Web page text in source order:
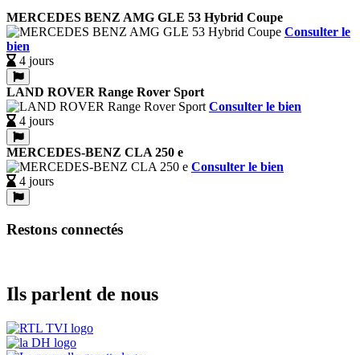
MERCEDES BENZ AMG GLE 53 Hybrid Coupe
Consulter le
bien
4 jours
LAND ROVER Range Rover Sport
Consulter le bien
4 jours
MERCEDES-BENZ CLA 250 e
Consulter le bien
4 jours
Restons connectés
Ils parlent de nous